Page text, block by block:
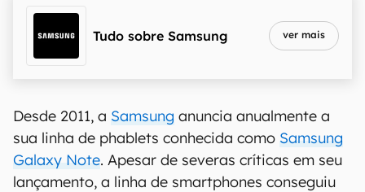
Tudo sobre Samsung ver mais
Desde 2011, a Samsung anuncia anualmente a
sua linha de phablets conhecida como Samsung
Galaxy Note. Apesar de severas críticas em seu
lançamento, a linha de smartphones conseguiu